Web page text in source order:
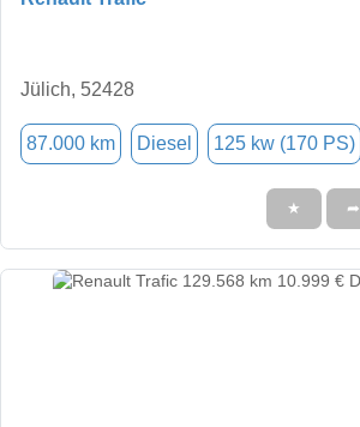
Jülich, 52428
87.000 km Diesel 125 kw (170 PS)
★ ➦